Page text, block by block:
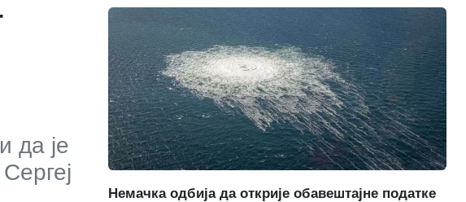
да је
Немачка одбија да открије обавештајне податке